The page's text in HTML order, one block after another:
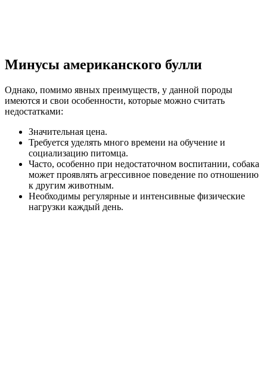
Минусы американского булли
Однако, помимо явных преимуществ, у данной породы
имеются и свои особенности, которые можно считать
недостатками:
Значительная цена.
Требуется уделять много времени на обучение и
социализацию питомца.
Часто, особенно при недостаточном воспитании, собака
может проявлять агрессивное поведение по отношению
к другим животным.
Необходимы регулярные и интенсивные физические
нагрузки каждый день.